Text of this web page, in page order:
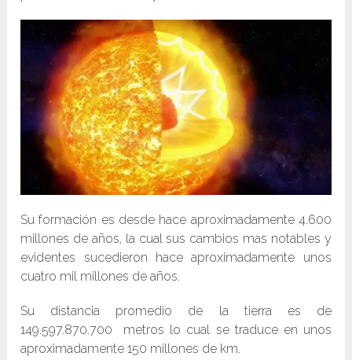
Su formación es desde hace aproximadamente 4.600
millones de años, la cual sus cambios mas notables y
evidentes sucedieron hace aproximadamente unos
cuatro mil millones de años.
Su distancia promedio de la tierra es de
149.597.870.700 metros lo cual se traduce en unos
aproximadamente 150 millones de km.